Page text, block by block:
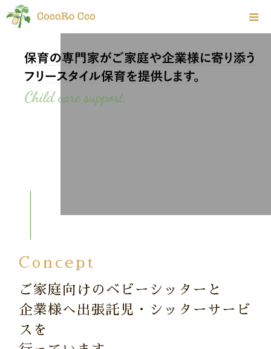
Concept
ご家庭向けのベビーシッターと
企業様へ出張託児・シッターサービ
スを